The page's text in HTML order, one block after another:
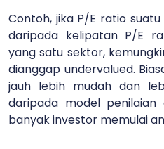
Contoh, jika P/E ratio
daripada kelipatan P/E
yang satu sektor,
dianggap undervalued.
jauh lebih mudah dan
daripada model penilaian
banyak investor memulai